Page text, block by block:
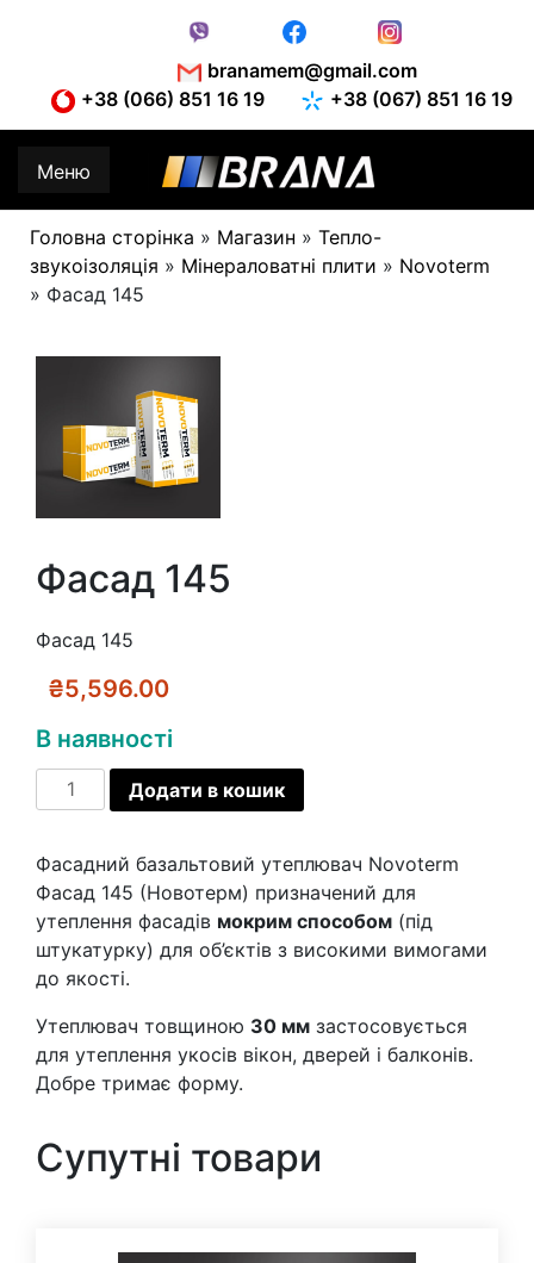
+38 (066) 851 16 19
+38 (067) 851 16 19
branamem@gmail.com
Меню
Головна сторінка » Магазин » Тепло-
звукоізоляція » Мінераловатні плити » Novoterm
» Фасад 145
Фасад 145
Фасад 145
₴5,596.00
В наявності
Фасад
145
Додати в кошик
Фасадний базальтовий утеплювач Novoterm
Фасад 145 (Новотерм) призначений для
утеплення фасадів мокрим способом (під
штукатурку) для об’єктів з високими вимогами
до якості.
Утеплювач товщиною 30 мм застосовується
для утеплення укосів вікон, дверей і балконів.
Добре тримає форму.
Супутні товари